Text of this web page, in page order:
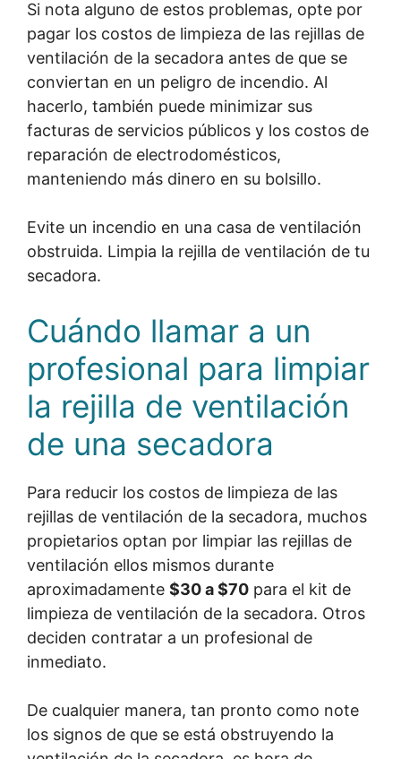
Si nota alguno de estos problemas, opte por
pagar los costos de limpieza de las rejillas de
ventilación de la secadora antes de que se
conviertan en un peligro de incendio. Al
hacerlo, también puede minimizar sus
facturas de servicios públicos y los costos de
reparación de electrodomésticos,
manteniendo más dinero en su bolsillo.
Evite un incendio en una casa de ventilación
obstruida. Limpia la rejilla de ventilación de tu
secadora.
Cuándo llamar a un
profesional para limpiar
la rejilla de ventilación
de una secadora
Para reducir los costos de limpieza de las
rejillas de ventilación de la secadora, muchos
propietarios optan por limpiar las rejillas de
ventilación ellos mismos durante
aproximadamente $30 a $70 para el kit de
limpieza de ventilación de la secadora. Otros
deciden contratar a un profesional de
inmediato.
De cualquier manera, tan pronto como note
los signos de que se está obstruyendo la